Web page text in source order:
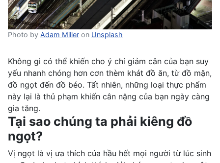
Photo by Adam Miller on Unsplash
Không gì có thể khiến cho ý chí giảm cân của bạn suy
yếu nhanh chóng hơn cơn thèm khát đồ ăn, từ đồ mặn,
đồ ngọt đến đồ béo. Tất nhiên, những loại thực phẩm
này lại là thủ phạm khiến cân nặng của bạn ngày càng
gia tăng.
Tại sao chúng ta phải kiêng đồ
ngọt?
Vị ngọt là vị ưa thích của hầu hết mọi người từ lúc sinh